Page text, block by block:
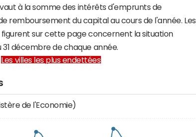
à la somme des intérêts d'emprunts de
remboursement du capital au cours de l'année. Les
sur cette page concernent la situation
31 décembre de chaque année.
Les villes les plus endettées
de l'Economie)